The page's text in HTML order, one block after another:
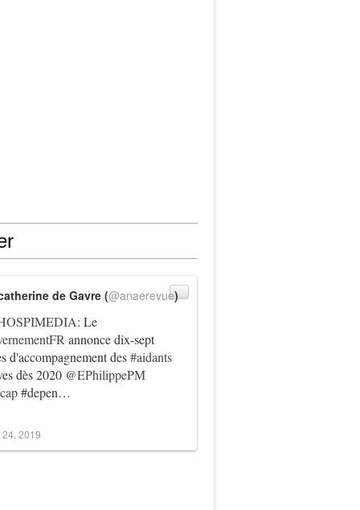
: Le
annonce dix-sept
d'accompagnement des#aidants
dès 2020 @EPhilippePM
#depen…
de Gavre (@anaerevue)
2019